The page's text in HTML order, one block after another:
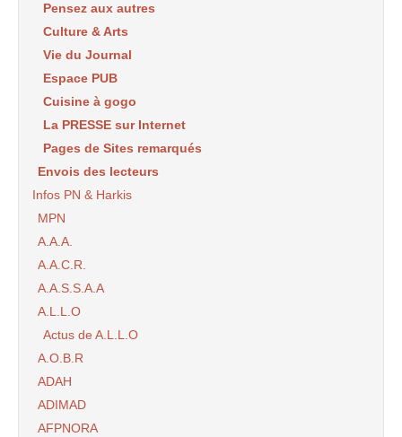
Pensez aux autres
Culture & Arts
Vie du Journal
Espace PUB
Cuisine à gogo
La PRESSE sur Internet
Pages de Sites remarqués
Envois des lecteurs
Infos PN & Harkis
MPN
A.A.A.
A.A.C.R.
A.A.S.S.A.A
A.L.L.O
Actus de A.L.L.O
A.O.B.R
ADAH
ADIMAD
AFPNORA